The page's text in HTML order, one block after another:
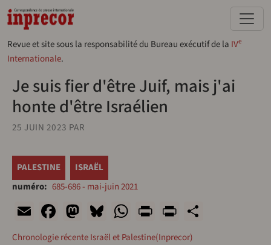
Aller au contenu principal
Revue et site sous la responsabilité du Bureau exécutif de la IVe
Internationale.
Je suis fier d'être Juif, mais j'ai
honte d'être Israélien
25 JUIN 2023 PAR
PALESTINE
ISRAËL
numéro
685-686 - mai-juin 2021
EmailFacebook
Mastodon
Bluesky
WhatsApp
Print
Chronologie récente Israël et Palestine(Inprecor)